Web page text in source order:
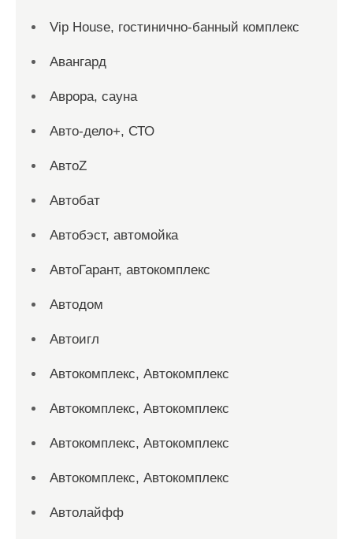
Vip House, гостинично-банный комплекс
Авангард
Аврора, сауна
Авто-дело+, СТО
АвтоZ
Автобат
Автобэст, автомойка
АвтоГарант, автокомплекс
Автодом
Автоигл
Автокомплекс, Автокомплекс
Автокомплекс, Автокомплекс
Автокомплекс, Автокомплекс
Автокомплекс, Автокомплекс
Автолайфф